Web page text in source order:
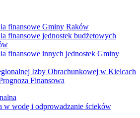
finansowe Gminy Raków
finansowe jednostek budżetowych
finansowe innych jednostek Gminy
Izby Obrachunkowej w Kielcach
Finansowa
w wodę i odprowadzanie ścieków